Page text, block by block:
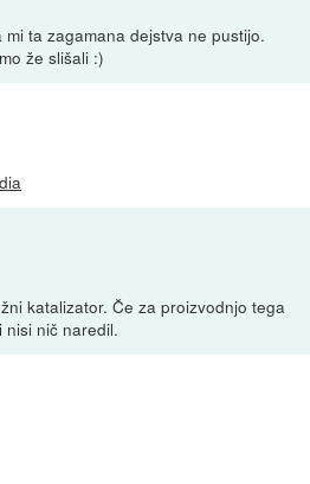
ta zagamana dejstva ne pustijo.
že slišali :)
katalizator. Če za proizvodnjo tega
nič naredil.